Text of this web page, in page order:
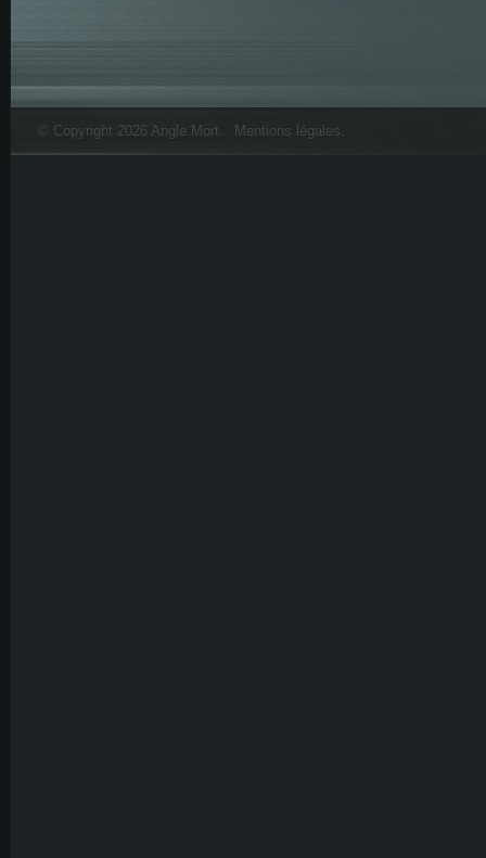
© Copyright 2026 Angle Mort. Mentions légales.